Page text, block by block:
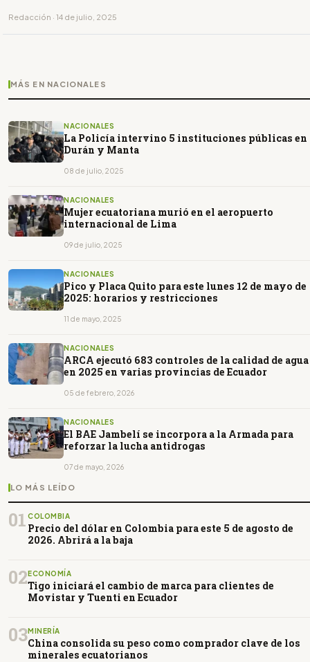
Redacción · 14 de julio, 2025
MÁS EN NACIONALES
NACIONALES
La Policía intervino 5 instituciones públicas en
Durán y Manta
08 de julio, 2025
NACIONALES
Mujer ecuatoriana murió en el aeropuerto
internacional de Lima
09 de julio, 2025
NACIONALES
Pico y Placa Quito para este lunes 12 de mayo de
2025: horarios y restricciones
11 de mayo, 2025
NACIONALES
ARCA ejecutó 683 controles de la calidad de agua
en 2025 en varias provincias de Ecuador
05 de febrero, 2026
NACIONALES
El BAE Jambelí se incorpora a la Armada para
reforzar la lucha antidrogas
07 de mayo, 2026
LO MÁS LEÍDO
01 COLOMBIA
Precio del dólar en Colombia para este 5 de agosto de
2026. Abrirá a la baja
02ECONOMÍA
Tigo iniciará el cambio de marca para clientes de
Movistar y Tuenti en Ecuador
03MINERÍA
China consolida su peso como comprador clave de los
minerales ecuatorianos